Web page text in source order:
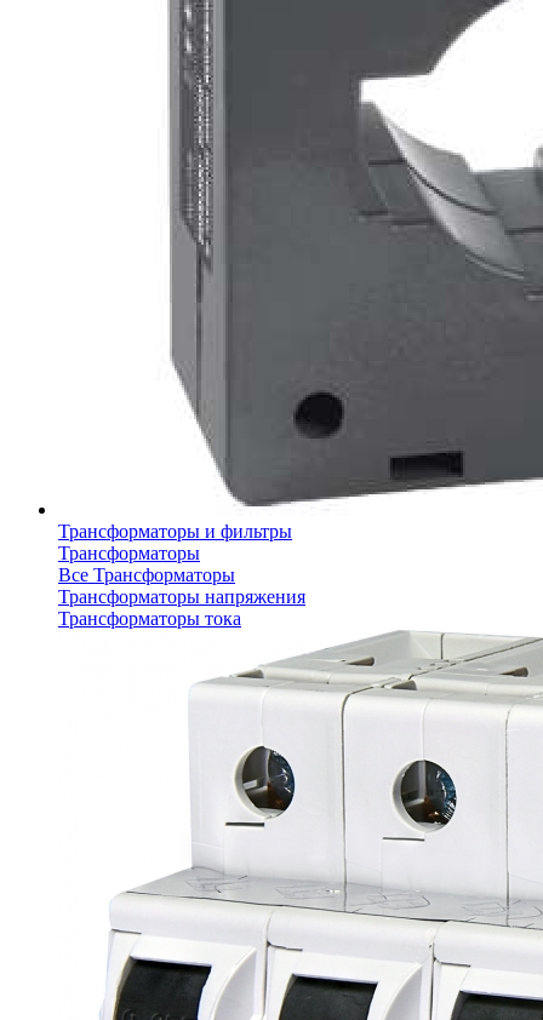
Трансформаторы и фильтры
Трансформаторы
Все Трансформаторы
Трансформаторы напряжения
Трансформаторы тока